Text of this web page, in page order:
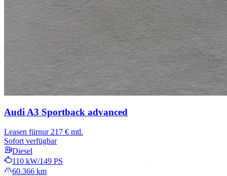
Audi A3 Sportback advanced
Leasen fürnur 217 € mtl.
Sofort verfügbar
Diesel
110 kW/149 PS
60.366 km